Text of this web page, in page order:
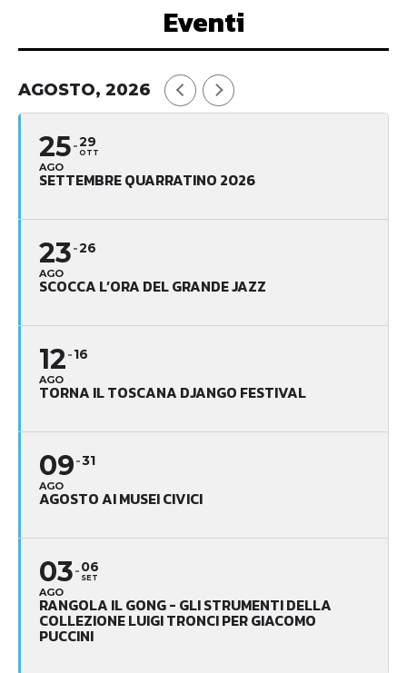
Eventi
AGOSTO, 2026
25
AGO
29
OTT
SETTEMBRE QUARRATINO 2026
23
AGO
26
SCOCCA L’ORA DEL GRANDE JAZZ
12
AGO
16
TORNA IL TOSCANA DJANGO FESTIVAL
09
AGO
31
AGOSTO AI MUSEI CIVICI
03
AGO
06
SET
RANGOLA IL GONG - GLI STRUMENTI DELLA
COLLEZIONE LUIGI TRONCI PER GIACOMO
PUCCINI